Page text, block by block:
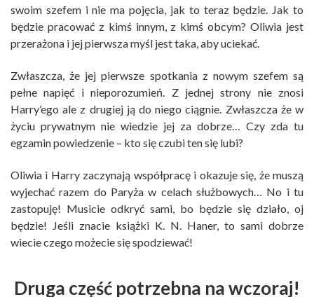
swoim szefem i nie ma pojęcia, jak to teraz będzie. Jak to
będzie pracować z kimś innym, z kimś obcym? Oliwia jest
przerażona i jej pierwsza myśl jest taka, aby uciekać.
Zwłaszcza, że jej pierwsze spotkania z nowym szefem są
pełne napięć i nieporozumień. Z jednej strony nie znosi
Harry’ego ale z drugiej ją do niego ciągnie. Zwłaszcza że w
życiu prywatnym nie wiedzie jej za dobrze… Czy zda tu
egzamin powiedzenie – kto się czubi ten się lubi?
Oliwia i Harry zaczynają współpracę i okazuje się, że muszą
wyjechać razem do Paryża w celach służbowych… No i tu
zastopuję! Musicie odkryć sami, bo będzie się działo, oj
będzie! Jeśli znacie książki K. N. Haner, to sami dobrze
wiecie czego możecie się spodziewać!
Druga część potrzebna na wczoraj!